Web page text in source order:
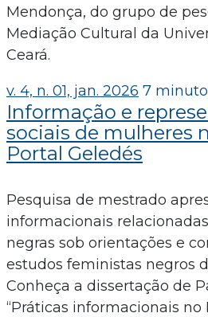
Mendonça, do grupo de
Mediação Cultural da
Ceará.
v. 4, n. 01, jan. 2026 7
Informação e
sociais de mulheres
Portal Geledés
Pesquisa de mestrado
informacionais
negras sob orientações e
estudos feministas negros
Conheça a dissertação de
“Práticas informacionais no